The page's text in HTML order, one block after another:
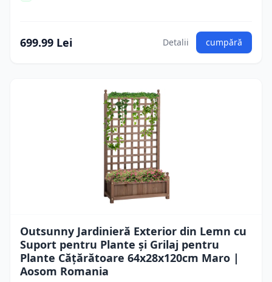
699.99 Lei Detalii cumpără
Outsunny Jardinieră Exterior din Lemn cu
Suport pentru Plante și Grilaj pentru
Plante Cățărătoare 64x28x120cm Maro |
Aosom Romania